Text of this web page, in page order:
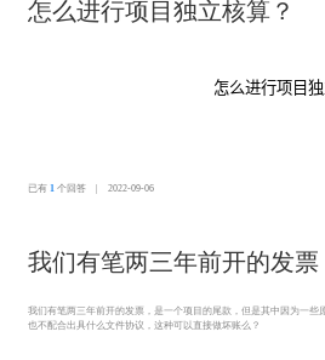
怎么进行项目独立核算？
怎么进行项目独
已有1 个回答 | 2022-09-06
我们有笔两三年前开的发
两三万不付，但是对方也不
我们有笔两三年前开的发票，是一个项目的尾款，但是其中因为一些
也不配合出具什么文件协议，这种可以直接做坏账么？